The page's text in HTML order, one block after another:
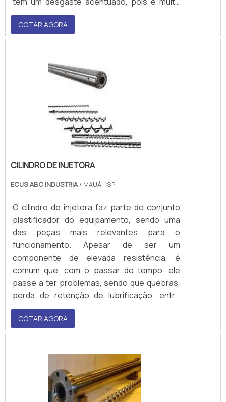
exigida pelo equipamento, a troca é
fundamental para evitar paradas
inesperadas da soprada, problema que afeta
em adquirir o produto Comprar rosca para
uso em sopr.
COTAR AGORA
CILINDRO DE INJETORA
ECUS ABC INDUSTRIA/ MAUÁ - SP
O cilindro de injetora faz parte do conjunto
plastificador do equipamento, sendo uma
das peças mais relevantes para o
funcionamento. Apesar de ser um
componente de elevada resistência, é
comum que, com o passar do tempo, ele
passe a ter problemas, sendo que quebras,
perda de retenção de lubrificação, entre
outras intercorrências que afetam o
desenvolvimento produtivo do maquinário
são os principais. Para o restabelecimento
investir na recuperação da peça,.
COTAR AGORA